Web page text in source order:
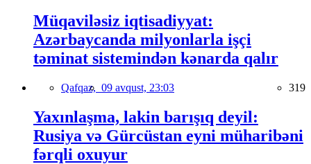
Müqaviləsiz iqtisadiyyat:
Azərbaycanda milyonlarla işçi
təminat sistemindən kənarda qalır
Qafqaz, 09 avqust, 23:03 319
Yaxınlaşma, lakin barışıq deyil:
Rusiya və Gürcüstan eyni müharibəni
fərqli oxuyur